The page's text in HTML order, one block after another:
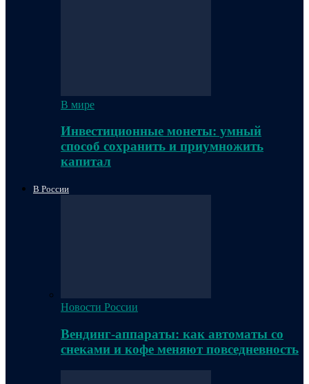
В мире
Инвестиционные монеты: умный
способ сохранить и приумножить
капитал
В России
Новости России
Вендинг-аппараты: как автоматы со
снеками и кофе меняют повседневность